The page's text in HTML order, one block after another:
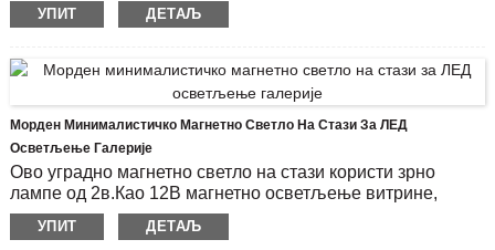
Радно време (сат): 20000
чипа од 7В.Глава лампе 12в мини рефлектора може се
Модел производа: ЦХИБ7527-П-3В
ЛЕД чип: ОСРАМ
Лака пруга: округли стуб, равна стуба
Карактеристика: Покретна, ротирајућа за 300
Начин монтаже: Постаје у потпуности монтиран на
магнетни стуб
Светлосни ток: 650 Лм
Радно време (сат): 20000
УПИТ ДЕТАЉ
Морден Минималистичко Магнетно Светло На Стази За ЛЕД
Осветљење Галерије
Ово уградно магнетно светло на стази користи зрно
лампе од 2в.Као 12В магнетно осветљење витрине,
можете лако да контролишете светла мини дисплеја да
се фиксирају било где на стази само једним прстом.
УПИТ ДЕТАЉ